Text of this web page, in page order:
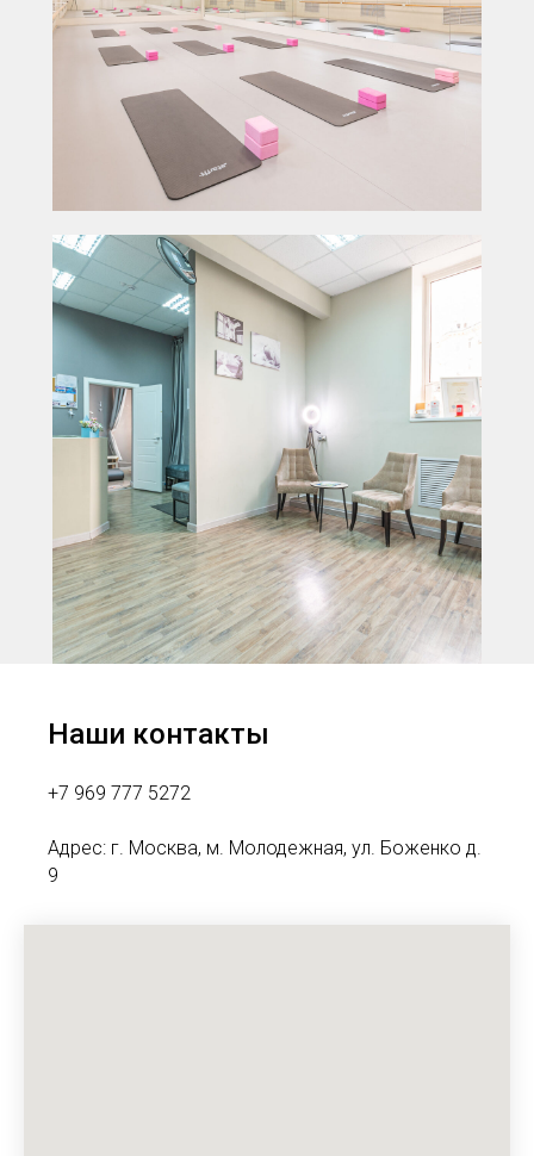
Наши контакты
+7 969 777 5272
Адрес: г. Москва, м. Молодежная, ул. Боженко д.
9